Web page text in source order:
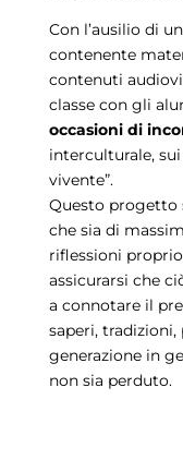
Con l’ausilio di un
contenente
contenuti
classe con gli
occasioni di
interculturale,
vivente”.
Questo progetto
che sia di
riflessioni
assicurarsi che
a connotare il
saperi,
generazione in
non sia perduto.